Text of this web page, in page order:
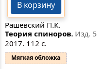
В корзину
Рашевский П.К.
Теория спиноров. Изд. 5
2017. 112 с.
Мягкая обложка